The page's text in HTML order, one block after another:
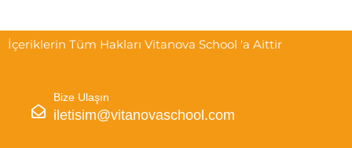
İçeriklerin Tüm Hakları Vitanova School 'a Aittir
Bize Ulaşın
iletisim@vitanovaschool.com